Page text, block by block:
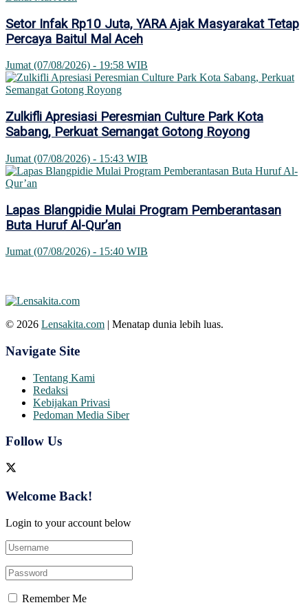
Setor Infak Rp10 Juta, YARA Ajak Masyarakat Tetap
Percaya Baitul Mal Aceh
Jumat (07/08/2026) - 19:58 WIB
Zulkifli Apresiasi Peresmian Culture Park Kota
Sabang, Perkuat Semangat Gotong Royong
Jumat (07/08/2026) - 15:43 WIB
Lapas Blangpidie Mulai Program Pemberantasan
Buta Huruf Al-Qur’an
Jumat (07/08/2026) - 15:40 WIB
© 2026 Lensakita.com | Menatap dunia lebih luas.
Navigate Site
Tentang Kami
Redaksi
Kebijakan Privasi
Pedoman Media Siber
Follow Us
Welcome Back!
Login to your account below
Remember Me